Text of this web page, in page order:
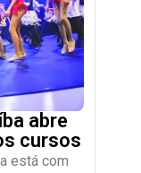
abre
cursos
está com